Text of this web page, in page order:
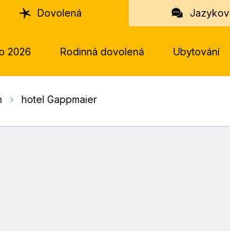
Dovolená
2026 Rodinná dovolená Ubytování
hotel Gappmaier